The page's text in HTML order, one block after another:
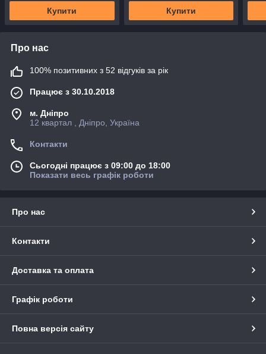
Купити Купити
Про нас
100% позитивних з 52 відгуків за рік
Працює з 30.10.2018
м. Дніпро
12 квартал , Дніпро, Україна
Контакти
Сьогодні працює з 09:00 до 18:00
Показати весь графік роботи
Про нас
Контакти
Доставка та оплата
Графік роботи
Повна версія сайту